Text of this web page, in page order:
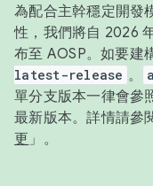
為配合主幹穩定開發
性，我們將自 2026
布至 AOSP。如要建
latest-release 。
單分支版本一律會參
最新版本。詳情請參
更 」。